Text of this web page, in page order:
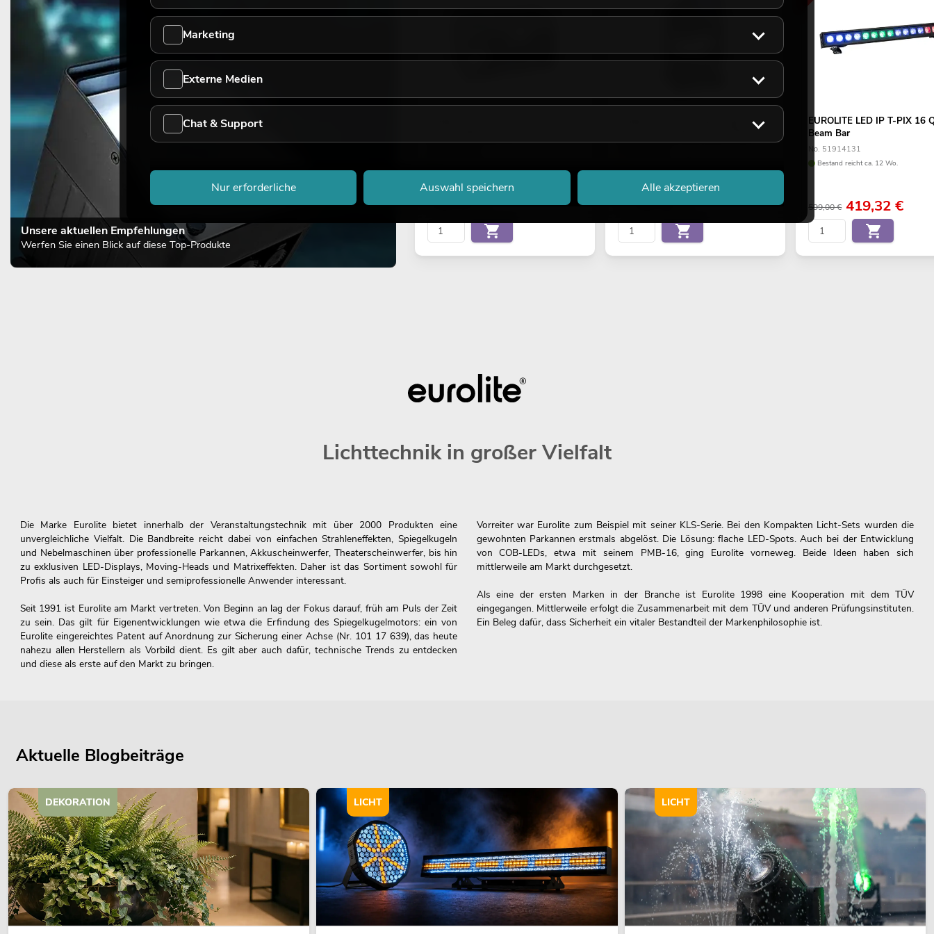
Unsere aktuellen Empfehlungen
Werfen Sie einen Blick auf diese Top-Produkte
549,00€ 1.199,00€
EUROLITE LED IP T-PIX 16
Beam Bar
No. 51914131
Bestand reicht ca. 12 Wo.
599,00 € 419,32€
Lichttechnik in großer Vielfalt
Die Marke Eurolite bietet innerhalb der Veranstaltungstechnik mit über 2000 Produkten eine
unvergleichliche Vielfalt. Die Bandbreite reicht dabei von einfachen Strahleneffekten, Spiegelkugeln
und Nebelmaschinen über professionelle Parkannen, Akkuscheinwerfer, Theaterscheinwerfer, bis hin
zu exklusiven LED-Displays, Moving-Heads und Matrixeffekten. Daher ist das Sortiment sowohl für
Profis als auch für Einsteiger und semiprofessionelle Anwender interessant.
Seit 1991 ist Eurolite am Markt vertreten. Von Beginn an lag der Fokus darauf, früh am Puls der Zeit
zu sein. Das gilt für Eigenentwicklungen wie etwa die Erfindung des Spiegelkugelmotors: ein von
Eurolite eingereichtes Patent auf Anordnung zur Sicherung einer Achse (Nr. 101 17 639), das heute
nahezu allen Herstellern als Vorbild dient. Es gilt aber auch dafür, technische Trends zu entdecken
und diese als erste auf den Markt zu bringen.
Vorreiter war Eurolite zum Beispiel mit seiner KLS-Serie. Bei den Kompakten Licht-Sets wurden die
gewohnten Parkannen erstmals abgelöst. Die Lösung: flache LED-Spots. Auch bei der Entwicklung
von COB-LEDs, etwa mit seinem PMB-16, ging Eurolite vorneweg. Beide Ideen haben sich
mittlerweile am Markt durchgesetzt.
Als eine der ersten Marken in der Branche ist Eurolite 1998 eine Kooperation mit dem TÜV
eingegangen. Mittlerweile erfolgt die Zusammenarbeit mit dem TÜV und anderen Prüfungsinstituten.
Ein Beleg dafür, dass Sicherheit ein vitaler Bestandteil der Markenphilosophie ist.
Aktuelle Blogbeiträge
DEKORATION LICHT LICHT
Marketing
Externe Medien
Chat & Support
Nur erforderliche Auswahl speichern Alle akzeptieren